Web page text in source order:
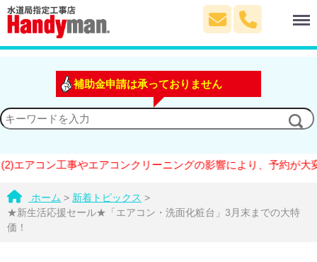
補助金申請は承っておりません
工事やエアコンクリーニングの影響により、予約が大変混雑し
ホーム > 新着トピックス >
★新生活応援セール★「エアコン・洗面化粧台」3月末までの大特
価！